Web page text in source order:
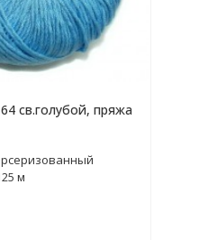
св.голубой, пряжа
м